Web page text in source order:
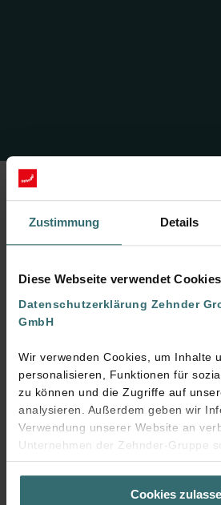
Zustimmung Details
Diese Webseite verwendet Cookies
Datenschutzerklärung Zehnder
GmbH
Wir verwenden Cookies, um Inhalte
personalisieren, Funktionen für
zu können und die Zugriffe auf
analysieren. Außerdem geben wir
Verwendung unserer Website an
Unternehmen der Zehnder-Gruppe
beauftragte Dienstleister zum
Analysen weiter. Unsere
Informationen möglicherweise mit
Cookies
Virtueller Rundgang
Markenerlebnisraum